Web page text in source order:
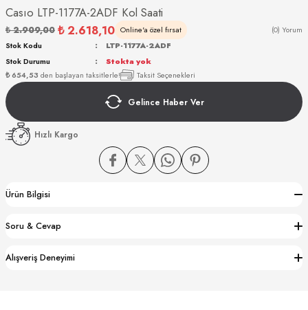
Casıo LTP-1177A-2ADF Kol Saati
₺ 2.909,00 ₺ 2.618,10 Online'a özel fırsat (0) Yorum
₺ 654,53 den başlayan taksitlerle! Taksit Seçenekleri
Stok Kodu
LTP-1177A-2ADF
Stok Durumu
Stokta yok
Gelince Haber Ver
Hızlı Kargo
Ürün Bilgisi
Soru & Cevap
Alışveriş Deneyimi